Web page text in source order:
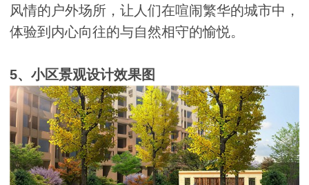
风情的户外场所，让人们在喧闹繁华的城市中，
体验到内心向往的与自然相守的愉悦。
5、小区景观设计效果图